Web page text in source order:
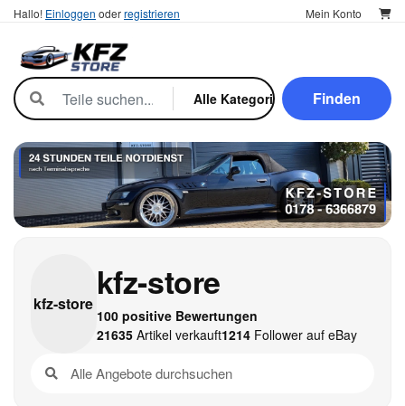
Hallo! Einloggen oderregistrieren Mein Konto
Finden
kfz-store
kfz-store
100 positive Bewertungen
21635Artikel verkauft1214Follower auf eBay